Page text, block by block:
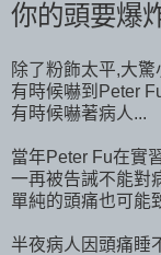
你的頭要爆
除了粉飾太平,大
有時候嚇到Peter
有時候嚇著病人...
當年Peter Fu在實
一再被告誡不能對
單純的頭痛也可能
半夜病人因頭痛睡